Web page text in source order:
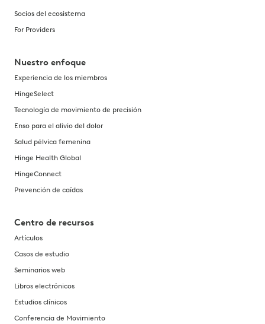
Socios del ecosistema
For Providers
Nuestro enfoque
Experiencia de los miembros
HingeSelect
Tecnología de movimiento de precisión
Enso para el alivio del dolor
Salud pélvica femenina
Hinge Health Global
HingeConnect
Prevención de caídas
Centro de recursos
Artículos
Casos de estudio
Seminarios web
Libros electrónicos
Estudios clínicos
Conferencia de Movimiento